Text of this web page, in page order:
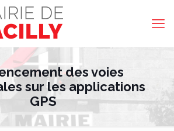
des voies
sur les applications
GPS